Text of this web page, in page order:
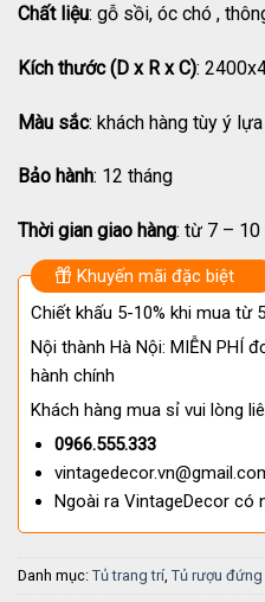
Chất liệu: gỗ sồi, óc chó ,
Kích thước (D x R x C):
Màu sắc: khách hàng tùy ý
Bảo hành: 12 tháng
Thời gian giao hàng: từ 7 – 10
Khuyến mãi đặc biệt
Chiết khấu 5-10% khi mua từ
Nội thành Hà Nội: MIỄN PHÍ
hành chính
Khách hàng mua sỉ vui lòng
0966.555.333
Ngoài ra VintageDecor có
Danh mục: Tủ trang trí, Tủ rượu đứng